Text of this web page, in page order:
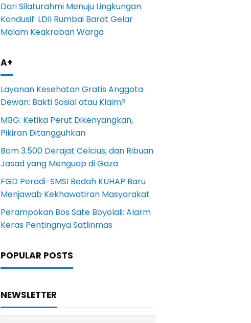
Dari Silaturahmi Menuju Lingkungan
Kondusif: LDII Rumbai Barat Gelar
Malam Keakraban Warga
A+
Layanan Kesehatan Gratis Anggota
Dewan: Bakti Sosial atau Klaim?
MBG: Ketika Perut Dikenyangkan,
Pikiran Ditangguhkan
Bom 3.500 Derajat Celcius, dan Ribuan
Jasad yang Menguap di Gaza
FGD Peradi-SMSI Bedah KUHAP Baru
Menjawab Kekhawatiran Masyarakat
Perampokan Bos Sate Boyolali: Alarm
Keras Pentingnya Satlinmas
POPULAR POSTS
NEWSLETTER